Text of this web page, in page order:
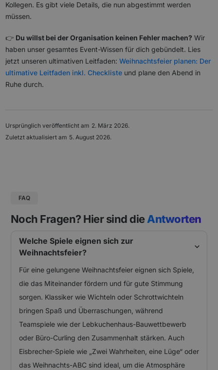
Kollegen. Es gibt viele Details, die nun abgestimmt werden
müssen.
👉 Du willst bei der Organisation keinen Fehler machen? Wir
haben unser gesamtes Event-Wissen für dich gebündelt. Lies
jetzt unseren ultimativen Leitfaden:Weihnachtsfeier planen: Der
ultimative Leitfaden inkl. Checkliste und plane den Abend in
Ruhe durch.
Ursprünglich veröffentlicht am 2. März 2026.
Zuletzt aktualisiert am 5. August 2026.
FAQ
Noch Fragen? Hier sind dieAntworten
Welche Spiele eignen sich zur
Weihnachtsfeier?
Für eine gelungene Weihnachtsfeier eignen sich Spiele,
die das Miteinander fördern und für gute Stimmung
sorgen. Klassiker wie Wichteln oder Schrottwichteln
bringen Spaß und Überraschungen, während
Teamspiele wie der Lebkuchenhaus-Bauwettbewerb
oder Büro-Curling den Zusammenhalt stärken. Auch
Eisbrecher-Spiele wie „Zwei Wahrheiten, eine Lüge“ oder
das Weihnachts-ABC sind ideal, um die Atmosphäre